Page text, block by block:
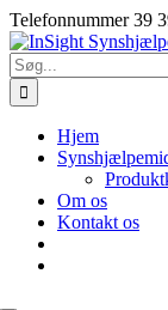
Skip
to
content
Telefonnummer 39
Søg
efter:
Hjem
Om os
Kontakt os